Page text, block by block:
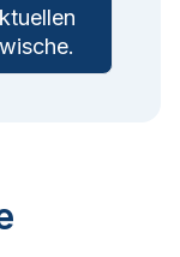
.